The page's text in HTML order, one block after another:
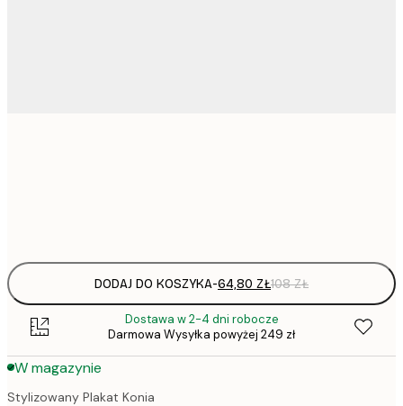
DODAJ DO KOSZYKA-64,80 ZŁ108 ZŁ
Dostawa w 2-4 dni robocze
Darmowa Wysyłka powyżej 249 zł
W magazynie
Stylizowany Plakat Konia